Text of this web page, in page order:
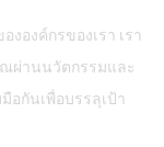
องค์กรของเรา เรา
ผ่านนวัตกรรมและ
อกันเพื่อบรรลุเป้า